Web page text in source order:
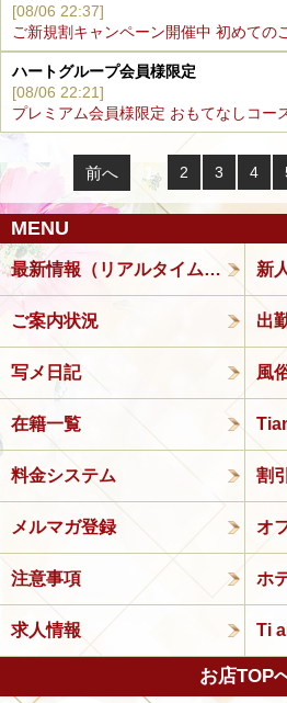
[08/06 22:37]
ご新規割キャンペーン開催中 初めての
ハートグループ会員様限定
[08/06 22:21]
プレミアム会員様限定 おもてなしコー
前へ 1 2 3 4
MENU
最新情報（リアルタイム速報） 新
ご案内状況 出
写メ日記 風
在籍一覧
料金システム 割
メルマガ登録 オ
注意事項 ホ
求人情報 Ti
お店TOP